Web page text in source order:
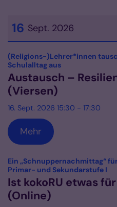
16 Sept. 2026
Datum: 16. September
(Religions-)Lehrer*innen
Schulalltag aus:
Austausch –
(Viersen)
16. Sept. 2026 15:30 - 17:30
Mehr
Ein „Schnuppernachmittag“
Primar- und Sekundarstufe I
Ist kokoRU etwas
(Online)